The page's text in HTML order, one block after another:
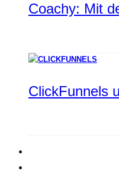
Coachy: Mit
ClickFunnels